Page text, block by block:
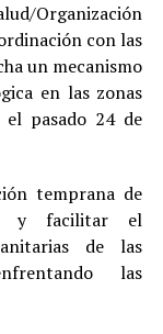
Organización
con las
un mecanismo
en las zonas
el pasado 24 de
temprana de
y facilitar el
de las
las